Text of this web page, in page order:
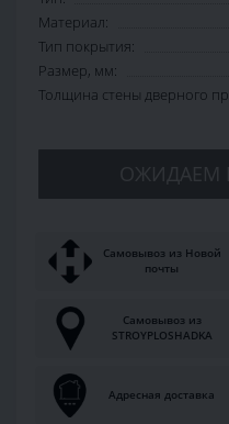
Материал:
Тип покрытия:
Размер, мм:
Толщина стены дверного
ОЖИДАЕМ
Самовывоз из Новой
почты
Самовывоз из
STROYPLOSHADKA
Адресная доставка